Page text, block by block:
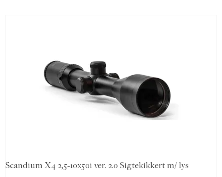
Scandium X4 2,5-10x50i ver. 2.0 Sigtekikkert m/ lys